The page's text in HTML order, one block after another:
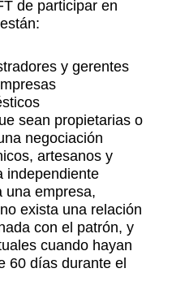
de participar en
están:
y gerentes
sean propietarias o
negociación
artesanos y
independiente
una empresa,
exista una relación
con el patrón, y
cuando hayan
60 días durante el